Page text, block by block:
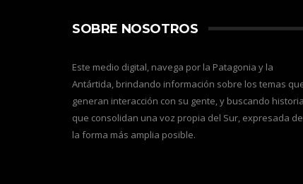
SOBRE NOSOTROS
Este medio digital, navega por la Patagonia y la
Antártida, brindando información sobre los temas
generan interacción con su gente, y buscando
que consolidan una voz propia del Sur, expresada de
la forma más amplia posible.